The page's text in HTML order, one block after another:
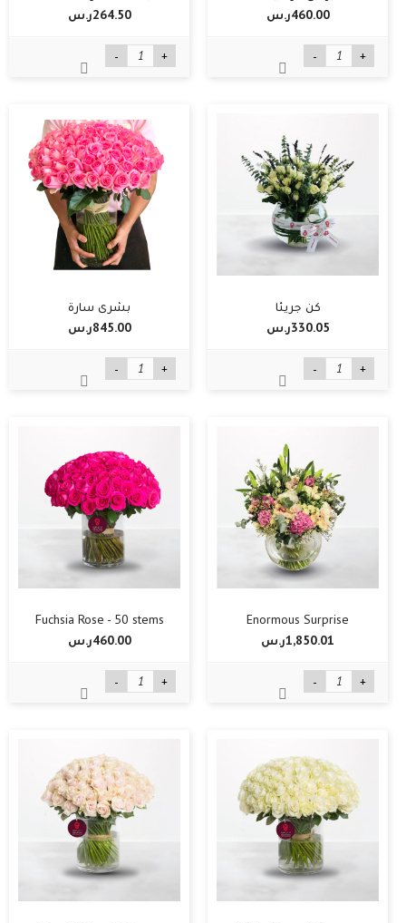
460.00ر.س‏
- +
264.50ر.س‏
- +
كن جريئا
330.05ر.س‏
- +
بشرى سارة
845.00ر.س‏
- +
Enormous Surprise
1,850.01ر.س‏
- +
Fuchsia Rose - 50 stems
460.00ر.س‏
- +